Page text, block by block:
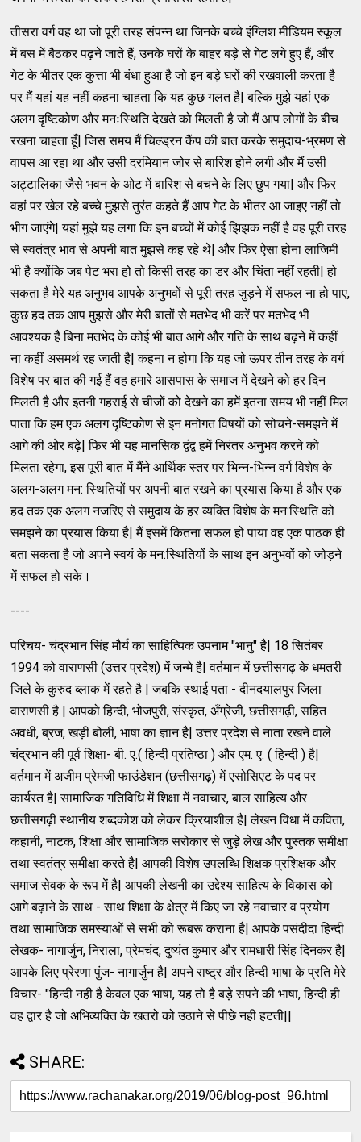
तीसरा वर्ग वह था जो पूरी तरह संपन्न था जिनके बच्चे इंग्लिश मीडियम स्कूल
में बस में बैठकर पढ़ने जाते हैं, उनके घरों के बाहर बड़े से गेट लगे हुए हैं, और
गेट के भीतर एक कुत्ता भी बंधा हुआ है जो इन बड़े घरों की रखवाली करता है
पर मैं यहां यह नहीं कहना चाहता कि यह कुछ गलत है| बल्कि मुझे यहां एक
अलग दृष्टिकोण और मनःस्थिति देखते को मिलती है जो मैं आप लोगों के बीच
रखना चाहता हूँ| जिस समय मैं चिल्ड्रन कैंप की बात करके समुदाय-भ्रमण से
वापस आ रहा था और उसी दरमियान जोर से बारिश होने लगी और मैं उसी
अट्टालिका जैसे भवन के ओट में बारिश से बचने के लिए छुप गया| और फिर
वहां पर खेल रहे बच्चे मुझसे तुरंत कहते हैं आप गेट के भीतर आ जाइए नहीं तो
भीग जाएंगे| यहां मुझे यह लगा कि इन बच्चों में कोई झिझक नहीं है वह पूरी तरह
से स्वतंत्र भाव से अपनी बात मुझसे कह रहे थे| और फिर ऐसा होना लाजिमी
भी है क्योंकि जब पेट भरा हो तो किसी तरह का डर और चिंता नहीं रहती| हो
सकता है मेरे यह अनुभव आपके अनुभवों से पूरी तरह जुड़ने में सफल ना हो पाए,
कुछ हद तक आप मुझसे और मेरी बातों से मतभेद भी करें पर मतभेद भी
आवश्यक है बिना मतभेद के कोई भी बात आगे और गति के साथ बढ़ने में कहीं
ना कहीं असमर्थ रह जाती है| कहना न होगा कि यह जो ऊपर तीन तरह के वर्ग
विशेष पर बात की गई हैं वह हमारे आसपास के समाज में देखने को हर दिन
मिलती है और इतनी गहराई से चीजों को देखने का हमें इतना समय भी नहीं मिल
पाता कि हम एक अलग दृष्टिकोण से इन मनोगत विषयों को सोचने-समझने में
आगे की ओर बढ़े| फिर भी यह मानसिक द्वंद्व हमें निरंतर अनुभव करने को
मिलता रहेगा, इस पूरी बात में मैंने आर्थिक स्तर पर भिन्न-भिन्न वर्ग विशेष के
अलग-अलग मन: स्थितियों पर अपनी बात रखने का प्रयास किया है और एक
हद तक एक अलग नजरिए से समुदाय के हर व्यक्ति विशेष के मन:स्थिति को
समझने का प्रयास किया है| मैं इसमें कितना सफल हो पाया वह एक पाठक ही
बता सकता है जो अपने स्वयं के मन:स्थितियों के साथ इन अनुभवों को जोड़ने
में सफल हो सके।
----
परिचय- चंद्रभान सिंह मौर्य का साहित्यिक उपनाम "भानु" है| 18 सितंबर
1994 को वाराणसी (उत्तर प्रदेश) में जन्मे है| वर्तमान में छत्तीसगढ़ के धमतरी
जिले के कुरुद ब्लाक में रहते है | जबकि स्थाई पता - दीनदयालपुर जिला
वाराणसी है | आपको हिन्दी, भोजपुरी, संस्कृत, अँग्रेजी, छत्तीसगढ़ी, सहित
अवधी, ब्रज, खड़ी बोली, भाषा का ज्ञान है| उत्तर प्रदेश से नाता रखने वाले
चंद्रभान की पूर्व शिक्षा- बी. ए.( हिन्दी प्रतिष्ठा ) और एम. ए. ( हिन्दी ) है|
वर्तमान में अजीम प्रेमजी फाउंडेशन (छत्तीसगढ़) में एसोसिएट के पद पर
कार्यरत है| सामाजिक गतिविधि में शिक्षा में नवाचार, बाल साहित्य और
छत्तीसगढ़ी स्थानीय शब्दकोश को लेकर क्रियाशील है| लेखन विधा में कविता,
कहानी, नाटक, शिक्षा और सामाजिक सरोकार से जुड़े लेख और पुस्तक समीक्षा
तथा स्वतंत्र समीक्षा करते है| आपकी विशेष उपलब्धि शिक्षक प्रशिक्षक और
समाज सेवक के रूप में है| आपकी लेखनी का उद्देश्य साहित्य के विकास को
आगे बढ़ाने के साथ - साथ शिक्षा के क्षेत्र में किए जा रहे नवाचार व प्रयोग
तथा सामाजिक समस्याओं से सभी को रूबरू कराना है| आपके पसंदीदा हिन्दी
लेखक- नागार्जुन, निराला, प्रेमचंद, दुष्यंत कुमार और रामधारी सिंह दिनकर है|
आपके लिए प्रेरणा पुंज- नागार्जुन है| अपने राष्ट्र और हिन्दी भाषा के प्रति मेरे
विचार- "हिन्दी नही है केवल एक भाषा, यह तो है बड़े सपने की भाषा, हिन्दी ही
वह द्वार है जो अभिव्यक्ति के खतरो को उठाने से पीछे नही हटती||
SHARE: